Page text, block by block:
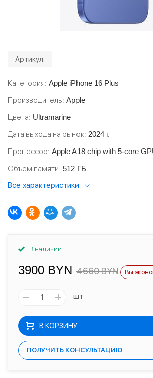
Артикул:
Категория Apple iPhone 16 Plus
Производитель Apple
Цвета Ultramarine
Дата выхода на рынок 2024 г.
Процессор Apple A18 chip with 5-core
Объём памяти 512 ГБ
Все характеристики
В наличии
3900 BYN 4660 BYN Вы
шт
В КОРЗИНУ
ПОЛУЧИТЬ КОНСУЛЬТАЦИЮ